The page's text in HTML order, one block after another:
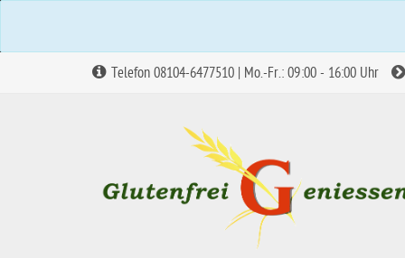
Telefon 08104-6477510 | Mo.-Fr.: 09:00 - 16:00 Uhr